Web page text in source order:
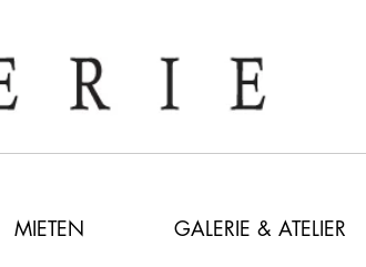
MIETEN GALERIE & ATELIER